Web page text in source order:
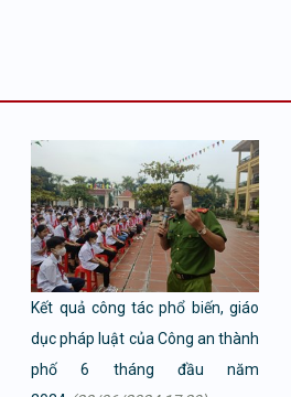
Kết quả công tác phổ biến, giáo
dục pháp luật của Công an thành
phố 6 tháng đầu năm